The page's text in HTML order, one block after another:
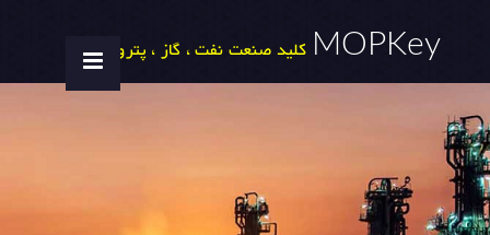
MOPKey کلید صنعت نفت ، گاز ، پتروشیمی